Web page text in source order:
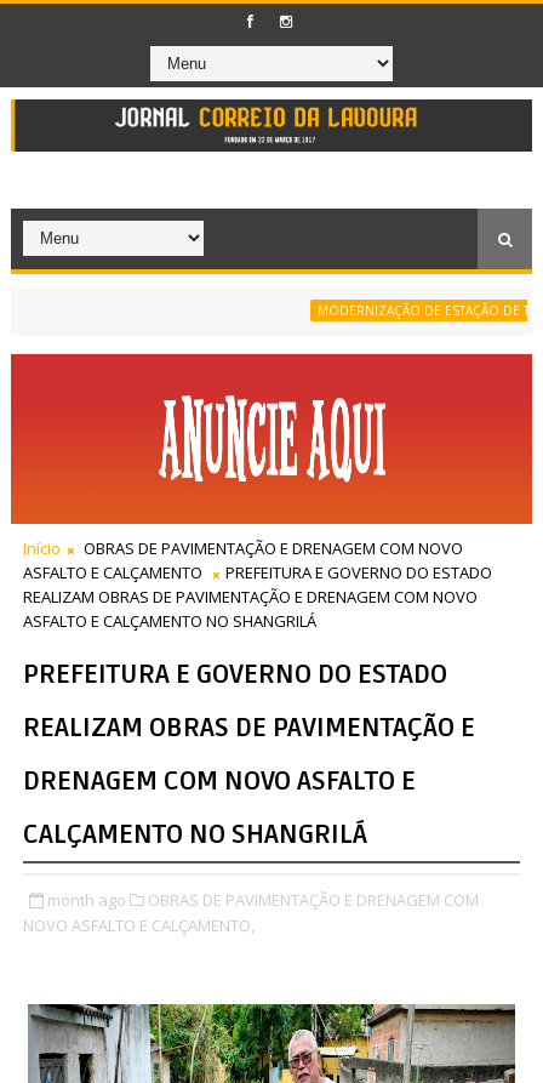
MODERNIZAÇÃO DE ESTAÇÃO DE
Início
OBRAS DE PAVIMENTAÇÃO E DRENAGEM COM NOVO
ASFALTO E CALÇAMENTO
PREFEITURA E GOVERNO DO ESTADO
REALIZAM OBRAS DE PAVIMENTAÇÃO E DRENAGEM COM NOVO
ASFALTO E CALÇAMENTO NO SHANGRILÁ
PREFEITURA E GOVERNO DO ESTADO
REALIZAM OBRAS DE PAVIMENTAÇÃO E
DRENAGEM COM NOVO ASFALTO E
CALÇAMENTO NO SHANGRILÁ
month ago
OBRAS DE PAVIMENTAÇÃO E DRENAGEM COM
NOVO ASFALTO E CALÇAMENTO,